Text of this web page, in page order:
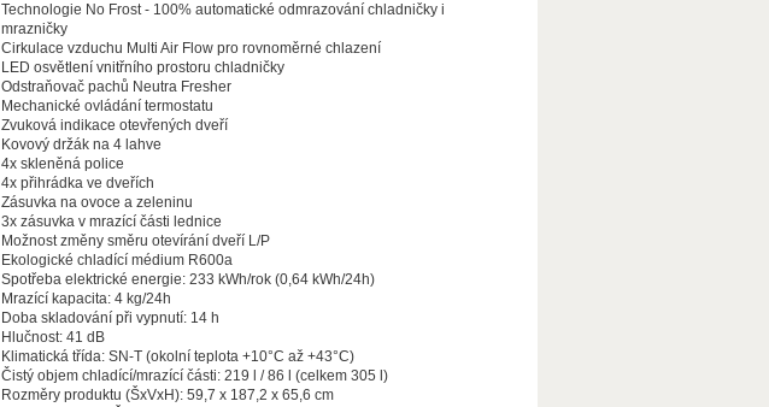
Technologie No Frost - 100% automatické odmrazování chladničky i
mrazničky
Cirkulace vzduchu Multi Air Flow pro rovnoměrné chlazení
LED osvětlení vnitřního prostoru chladničky
Odstraňovač pachů Neutra Fresher
Mechanické ovládání termostatu
Zvuková indikace otevřených dveří
Kovový držák na 4 lahve
4x skleněná police
4x přihrádka ve dveřích
Zásuvka na ovoce a zeleninu
3x zásuvka v mrazící části lednice
Možnost změny směru otevírání dveří L/P
Ekologické chladící médium R600a
Spotřeba elektrické energie: 233 kWh/rok (0,64 kWh/24h)
Mrazící kapacita: 4 kg/24h
Doba skladování při vypnutí: 14 h
Hlučnost: 41 dB
Klimatická třída: SN-T (okolní teplota +10°C až +43°C)
Čistý objem chladící/mrazící části: 219 l / 86 l (celkem 305 l)
Rozměry produktu (ŠxVxH): 59,7 x 187,2 x 65,6 cm